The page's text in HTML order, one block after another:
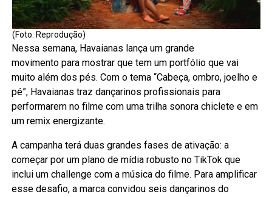
(Foto: Reprodução)
Nessa semana, Havaianas lança um grande
movimento para mostrar que tem um portfólio que vai
muito além dos pés. Com o tema “Cabeça, ombro, joelho e
pé”, Havaianas traz dançarinos profissionais para
performarem no filme com uma trilha sonora chiclete e em
um remix energizante.
A campanha terá duas grandes fases de ativação: a
começar por um plano de mídia robusto no TikTok que
inclui um challenge com a música do filme. Para amplificar
esse desafio, a marca convidou seis dançarinos do